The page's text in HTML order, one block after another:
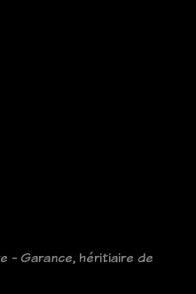
- Garance, héritiaire de